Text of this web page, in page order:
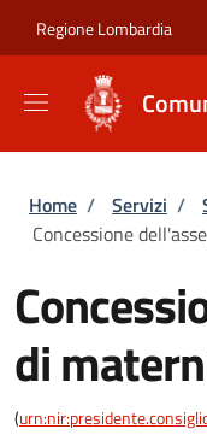
Regione Lombardia
Briciole di
Home / Servizi /
Concessione
di
(